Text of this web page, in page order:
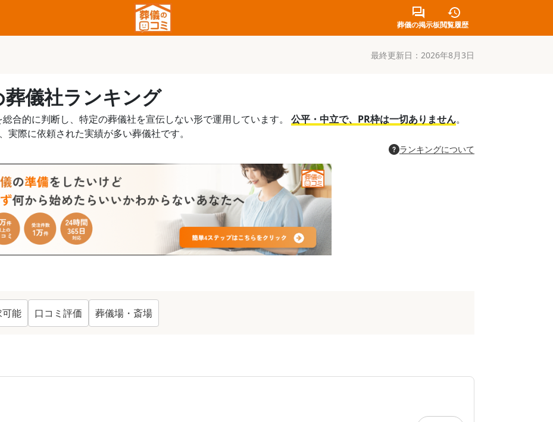
葬儀の掲示板閲覧履歴
最終更新日： 2026年8月3日
儀社ランキング
合的に判断し、特定の葬儀社を宣伝しない形で運用しています。 公平・中立で、PR枠は一切ありません。
際に依頼された実績が多い葬儀社です。
ランキングについて
可能 口コミ評価 葬儀場・斎場